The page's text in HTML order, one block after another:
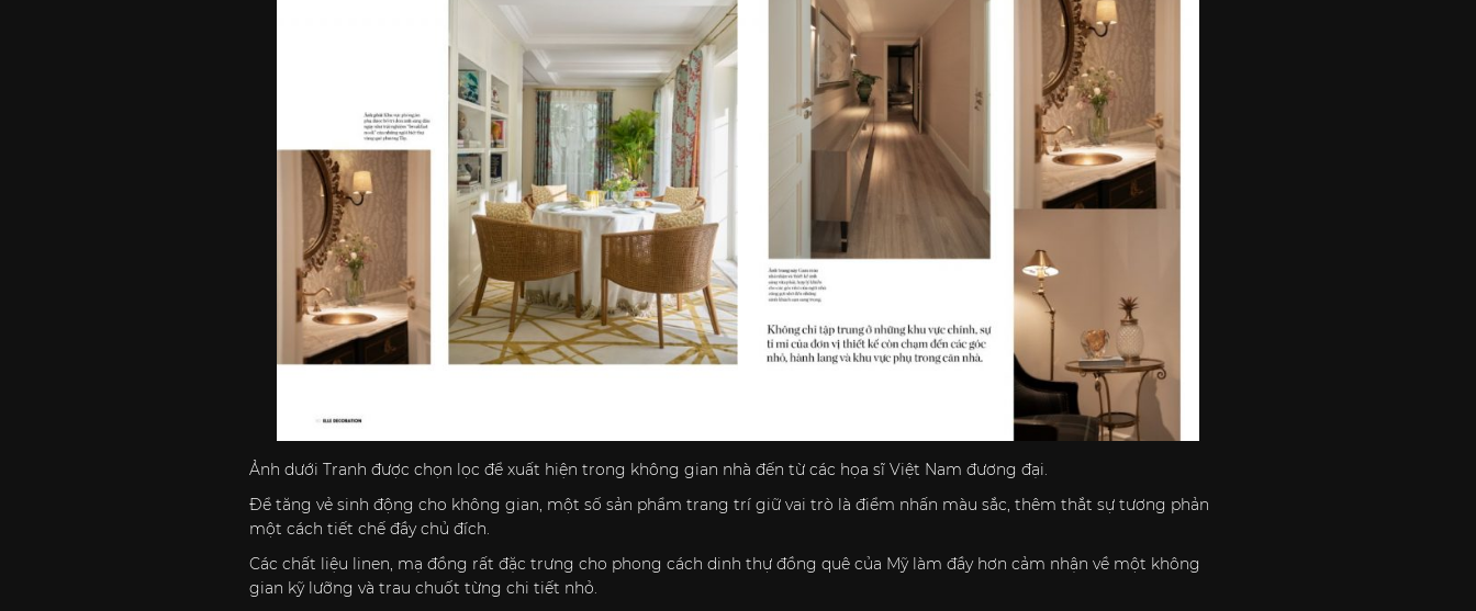
Ảnh dưới Tranh được chọn lọc để xuất hiện trong không gian nhà đến từ các họa sĩ Việt Nam đương đại.
Để tăng vẻ sinh động cho không gian, một số sản phẩm trang trí giữ vai trò là điểm nhấn màu sắc, thêm thắt sự tương phản
một cách tiết chế đầy chủ đích.
Các chất liệu linen, mạ đồng rất đặc trưng cho phong cách dinh thự đồng quê của Mỹ làm đầy hơn cảm nhận về một không
gian kỹ lưỡng và trau chuốt từng chi tiết nhỏ.